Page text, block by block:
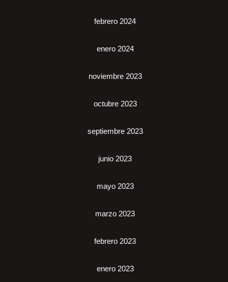
febrero 2024
enero 2024
noviembre 2023
octubre 2023
septiembre 2023
junio 2023
mayo 2023
marzo 2023
febrero 2023
enero 2023